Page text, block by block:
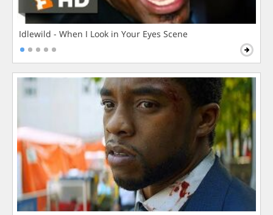
Idlewild - When I Look in Your Eyes Scene